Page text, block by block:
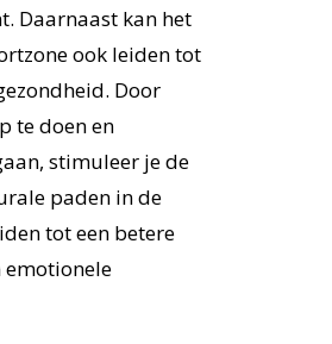
Daarnaast kan het
ook leiden tot
Door
te doen en
stimuleer je de
paden in de
tot een betere
emotionele